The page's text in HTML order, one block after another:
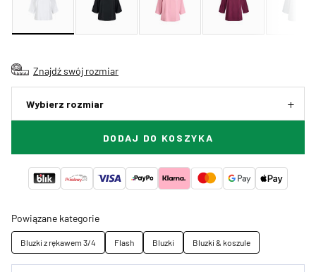
Znajdź swój rozmiar
Wybierz rozmiar
DODAJ DO KOSZYKA
Powiązane kategorie
Bluzki z rękawem 3/4 Flash Bluzki Bluzki & koszule